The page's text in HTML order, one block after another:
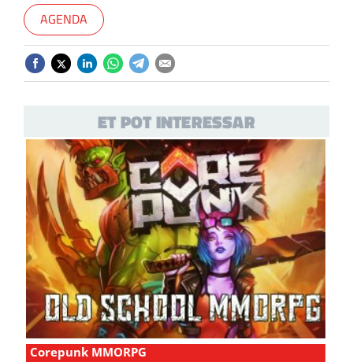
AGENDA
ET POT INTERESSAR
Corepunk MMORPG